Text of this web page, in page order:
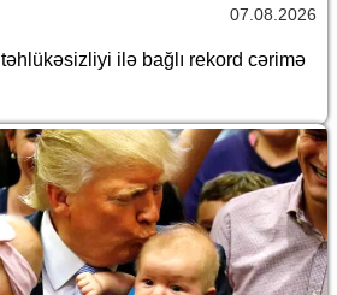
07.08.2026
ilə bağlı rekord cərimə